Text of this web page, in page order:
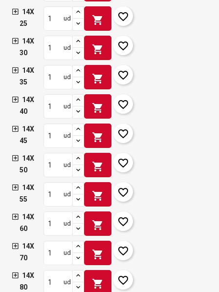
14X
25
ud shopping_cart favorite_border
14X
30
ud shopping_cart favorite_border
14X
35
ud shopping_cart favorite_border
14X
40
ud shopping_cart favorite_border
14X
45
ud shopping_cart favorite_border
14X
50
ud shopping_cart favorite_border
14X
55
ud shopping_cart favorite_border
14X
60
ud shopping_cart favorite_border
14X
70
ud shopping_cart favorite_border
14X
80
ud shopping_cart favorite_border